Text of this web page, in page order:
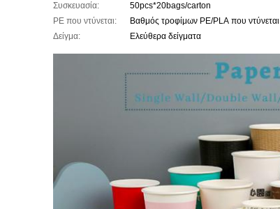
Συσκευασία:
50pcs*20bags/carton
PE που ντύνεται:
Βαθμός τροφίμων PE/PLA που ντύνεται
Δείγμα:
Ελεύθερα δείγματα